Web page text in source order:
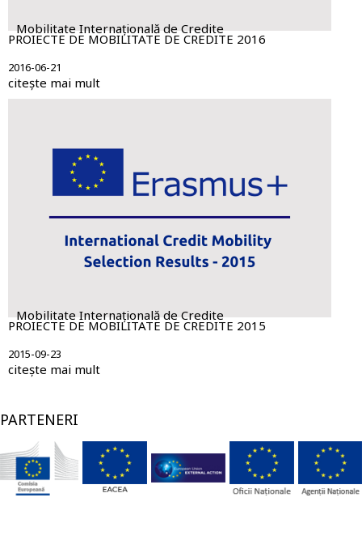
Mobilitate Internațională de Credite
PROIECTE DE MOBILITATE DE CREDITE 2016
2016-06-21
citește mai mult
Mobilitate Internațională de Credite
PROIECTE DE MOBILITATE DE CREDITE 2015
2015-09-23
citește mai mult
PARTENERI